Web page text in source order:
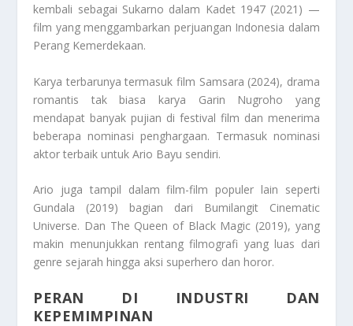
kembali sebagai Sukarno dalam Kadet 1947 (2021) —
film yang menggambarkan perjuangan Indonesia dalam
Perang Kemerdekaan.
Karya terbarunya termasuk film Samsara (2024), drama
romantis tak biasa karya Garin Nugroho yang
mendapat banyak pujian di festival film dan menerima
beberapa nominasi penghargaan. Termasuk nominasi
aktor terbaik untuk Ario Bayu sendiri.
Ario juga tampil dalam film-film populer lain seperti
Gundala (2019) bagian dari Bumilangit Cinematic
Universe. Dan The Queen of Black Magic (2019), yang
makin menunjukkan rentang filmografi yang luas dari
genre sejarah hingga aksi superhero dan horor.
PERAN DI INDUSTRI DAN
KEPEMIMPINAN